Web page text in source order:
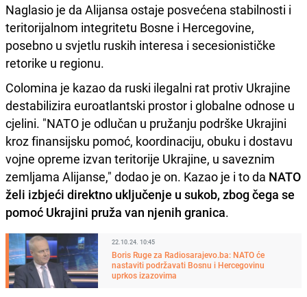
Naglasio je da Alijansa ostaje posvećena stabilnosti i
teritorijalnom integritetu Bosne i Hercegovine,
posebno u svjetlu ruskih interesa i secesionističke
retorike u regionu.
Colomina je kazao da ruski ilegalni rat protiv Ukrajine
destabilizira euroatlantski prostor i globalne odnose u
cjelini. "NATO je odlučan u pružanju podrške Ukrajini
kroz finansijsku pomoć, koordinaciju, obuku i dostavu
vojne opreme izvan teritorije Ukrajine, u saveznim
zemljama Alijanse," dodao je on. Kazao je i to da NATO
želi izbjeći direktno uključenje u sukob, zbog čega se
pomoć Ukrajini pruža van njenih granica.
22.10.24. 10:45
Boris Ruge za Radiosarajevo.ba: NATO će
nastaviti podržavati Bosnu i Hercegovinu
uprkos izazovima